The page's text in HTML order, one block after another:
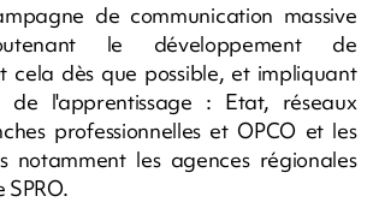
de communication massive
le développement de
cela dès que possible, et impliquant
de l'apprentissage : Etat, réseaux
professionnelles et OPCO et les
notamment les agences régionales